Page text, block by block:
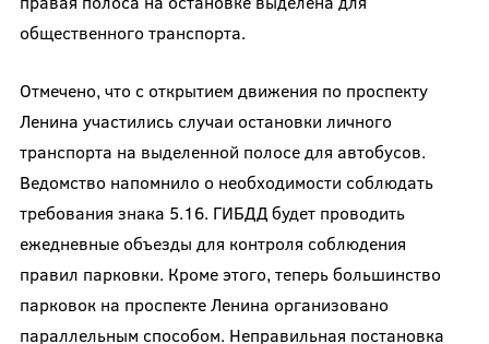
общественного транспорта.
Отмечено, что с открытием движения по проспекту
Ленина участились случаи остановки личного
транспорта на выделенной полосе для автобусов.
Ведомство напомнило о необходимости соблюдать
требования знака 5.16. ГИБДД будет проводить
ежедневные объезды для контроля соблюдения
правил парковки. Кроме этого, теперь большинство
парковок на проспекте Ленина организовано
параллельным способом. Неправильная постановка